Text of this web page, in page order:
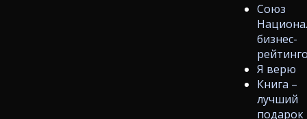
Союз
бизнес-
Я верю
Книга –
лучший
подарок